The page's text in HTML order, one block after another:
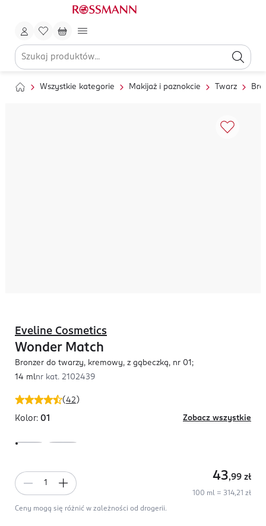
Wszystkie kategorie Makijaż i paznokcie Twarz
(42 )
Eveline Cosmetics
Wonder Match
Bronzer do twarzy, kremowy, z gąbeczką, nr 01;
14 mlnr kat. 2102439
Kolor: 01 Zobacz wszystkie
43,99 zł
100 ml = 314,21 zł
Ceny mogą się różnić w zależności od drogerii.